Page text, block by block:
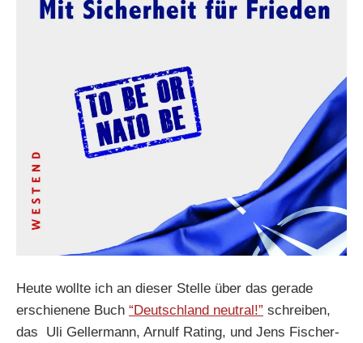
Heute wollte ich an dieser Stelle über das gerade
erschienene Buch “Deutschland neutral!” schreiben,
das Uli Gellermann, Arnulf Rating, und Jens Fischer-